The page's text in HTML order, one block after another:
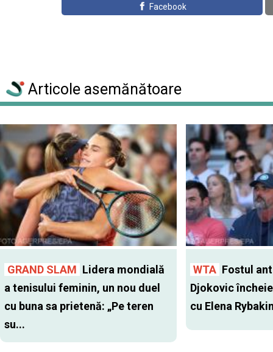
Facebook
Articole asemănătoare
GRAND SLAM Lidera mondială
a tenisului feminin, un nou duel
cu buna sa prietenă: „Pe teren
su...
WTA Fostul
Djokovic
cu Elena